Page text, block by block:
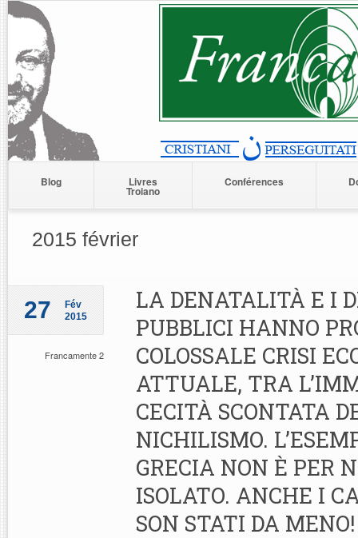
Blog Livres
Troiano
Conférences
2015 février
27
Fév
2015
Francamente 2
LA DENATALITÀ E I
PUBBLICI HANNO
COLOSSALE CRISI
ATTUALE, TRA
CECITÀ SCONTATA
NICHILISMO.
GRECIA NON È PER
ISOLATO. ANCHE I
SON STATI DA MENO!